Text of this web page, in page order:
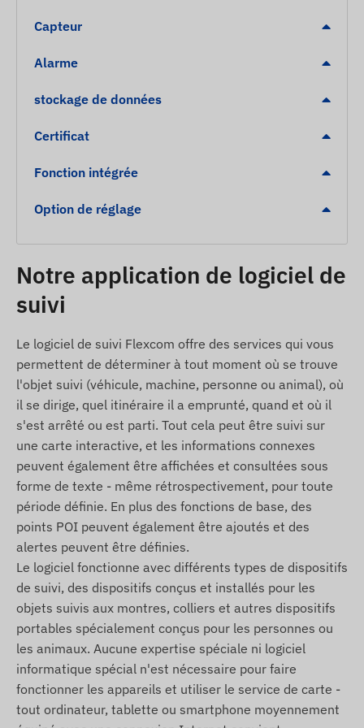
Antenne de réception satellite interne a haute
sensibilité
Modes veille et éveil
Alertes
Niveau de batterie faible
Sortie de la zone géographique, arrivée
Contenu de l'emballage
REACHFAR V51-B 4G lte traceur GPS portable
Câble de charge USB magnétique
Pince
Tournevis
Outil SIM
Laniere
Manuel d'installation
Conditions d'utilisation
Pour un fonctionnement normal de l'appareil, une
connexion active avec les systemes de satellites
de localisation et les réseaux des opérateurs
mobiles est nécessaire. Ils assurent la collecte et
la transmission des données, ainsi que la
communication avec le téléphone du propriétaire
ou, en cas d'utilisation d'un logiciel de suivi, avec
le systeme central de collecte et de traitement
des données. L'appareil communique via les
réseaux des opérateurs mobiles a l'aide de la
Capteur
Alarme
stockage de données
Certificat
Fonction intégrée
Option de réglage
Notre application de logiciel de
suivi
Le logiciel de suivi Flexcom offre des services qui vous
permettent de déterminer à tout moment où se trouve
l'objet suivi (véhicule, machine, personne ou animal), où
il se dirige, quel itinéraire il a emprunté, quand et où il
s'est arrêté ou est parti. Tout cela peut être suivi sur
une carte interactive, et les informations connexes
peuvent également être affichées et consultées sous
forme de texte - même rétrospectivement, pour toute
période définie. En plus des fonctions de base, des
points POI peuvent également être ajoutés et des
alertes peuvent être définies.
Le logiciel fonctionne avec différents types de dispositifs
de suivi, des dispositifs conçus et installés pour les
objets suivis aux montres, colliers et autres dispositifs
portables spécialement conçus pour les personnes ou
les animaux. Aucune expertise spéciale ni logiciel
informatique spécial n'est nécessaire pour faire
fonctionner les appareils et utiliser le service de carte -
tout ordinateur, tablette ou smartphone moyennement